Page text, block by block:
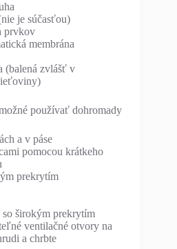
je súčasťou)
prvkov
membrána
(balená zvlášť v
používať dohromady
a v páse
pomocou krátkeho
prekrytím
so širokým prekrytím
ventilačné otvory na
a chrbte